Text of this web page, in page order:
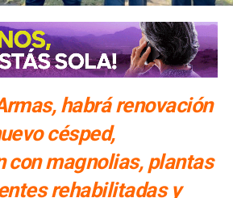
habrá renovación
césped,
con magnolias, plantas
rehabilitadas y